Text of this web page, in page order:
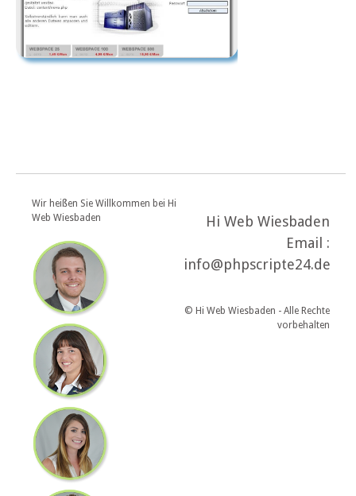
Wir heißen Sie Willkommen bei Hi
Web Wiesbaden
Hi Web Wiesbaden
Email :
info@phpscripte24.de
© Hi Web Wiesbaden - Alle Rechte
vorbehalten